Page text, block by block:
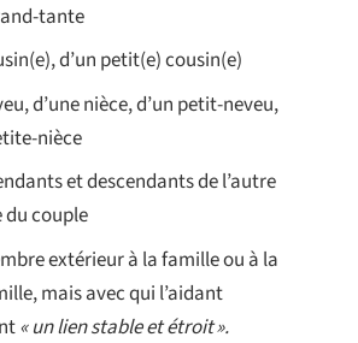
tante
d’un petit(e) cousin(e)
d’une nièce, d’un petit-neveu,
nièce
et descendants de l’autre
couple
extérieur à la famille ou à la
mais avec qui l’aidant
« un lien stable et étroit ».